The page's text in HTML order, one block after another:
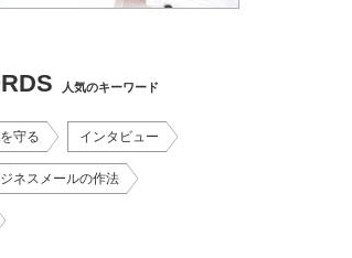
人気のキーワード
守る インタビュー
ネスメールの作法